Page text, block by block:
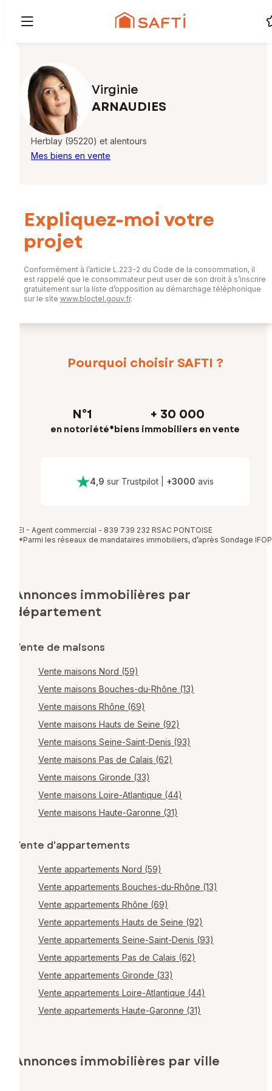
Virginie
ARNAUDIES
Herblay (95220) et alentours
Mes biens en vente
Pourquoi choisir SAFTI ?
N°1
en notoriété*
+ 30 000
biens immobiliers en vente
4,9 sur Trustpilot| +3000 avis
EI - Agent commercial - 839 739 232 RSAC PONTOISE
*Parmi les réseaux de mandataires immobiliers, d’après Sondage IFOP
Expliquez-moi votre
projet
Conformément à l’article L.223-2 du Code de la consommation, il
est rappelé que le consommateur peut user de son droit à s’inscrire
gratuitement sur la liste d’opposition au démarchage téléphonique
sur le site www.bloctel.gouv.fr.
Annonces immobilières par
département
Vente de maisons
Vente maisons Nord (59)
Vente maisons Bouches-du-Rhône (13)
Vente maisons Rhône (69)
Vente maisons Hauts de Seine (92)
Vente maisons Seine-Saint-Denis (93)
Vente maisons Pas de Calais (62)
Vente maisons Gironde (33)
Vente maisons Loire-Atlantique (44)
Vente maisons Haute-Garonne (31)
Vente d'appartements
Vente appartements Nord (59)
Vente appartements Bouches-du-Rhône (13)
Vente appartements Rhône (69)
Vente appartements Hauts de Seine (92)
Vente appartements Seine-Saint-Denis (93)
Vente appartements Pas de Calais (62)
Vente appartements Gironde (33)
Vente appartements Loire-Atlantique (44)
Vente appartements Haute-Garonne (31)
Annonces immobilières par ville